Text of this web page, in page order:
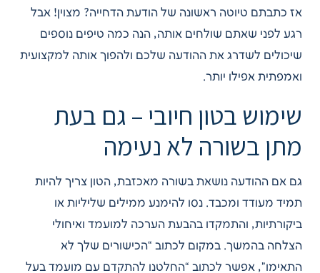
אז כתבתם טיוטה ראשונה של הודעת הדחייה? מצוין! אבל
רגע לפני שאתם שולחים אותה, הנה כמה טיפים נוספים
שיכולים לשדרג את ההודעה שלכם ולהפוך אותה למקצועית
ואמפתית אפילו יותר.
שימוש בטון חיובי – גם בעת
מתן בשורה לא נעימה
גם אם ההודעה נושאת בשורה מאכזבת, הטון צריך להיות
תמיד מעודד ומכבד. נסו להימנע ממילים שליליות או
ביקורתיות, והתמקדו בהבעת הערכה למועמד ואיחולי
הצלחה בהמשך. במקום לכתוב “הכישורים שלך לא
התאימו”, אפשר לכתוב “החלטנו להתקדם עם מועמד בעל